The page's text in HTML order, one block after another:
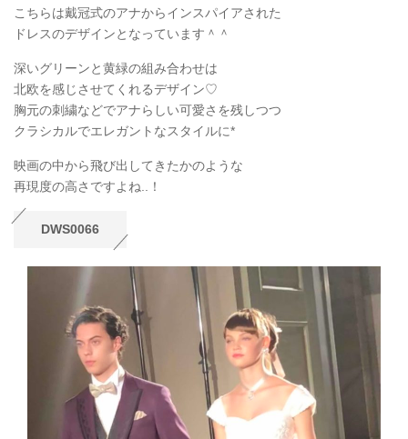
こちらは戴冠式のアナからインスパイアされた
ドレスのデザインとなっています＾＾
深いグリーンと黄緑の組み合わせは
北欧を感じさせてくれるデザイン♡
胸元の刺繍などでアナらしい可愛さを残しつつ
クラシカルでエレガントなスタイルに*
映画の中から飛び出してきたかのような
再現度の高さですよね..！
DWS0066